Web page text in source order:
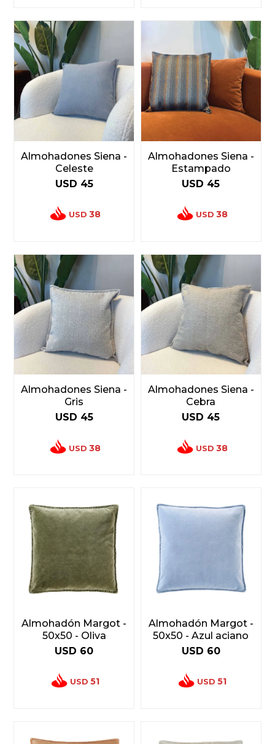
Almohadones Siena -
Celeste
USD 45
USD 38
Almohadones Siena -
Estampado
USD 45
USD 38
Almohadones Siena -
Gris
USD 45
USD 38
Almohadones Siena -
Cebra
USD 45
USD 38
Almohadón Margot -
50x50 - Oliva
USD 60
USD 51
Almohadón Margot -
50x50 - Azul aciano
USD 60
USD 51